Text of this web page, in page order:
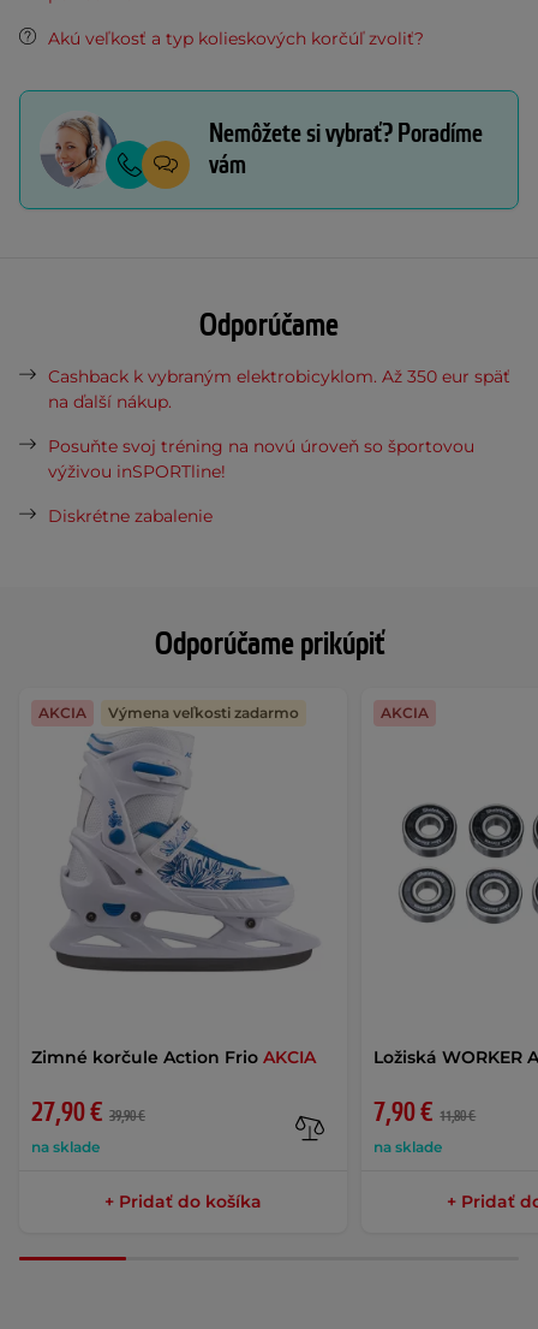
Odporúčame prikúpiť
Zimné korčule Action Frio AKCIA
27,90 € 39,90 €
na sklade
AKCIA Výmena veľkosti zadarmo
+ Pridať do košíka
Ložiská WORKER
7,90 € 11,80 €
na sklade
AKCIA
+ Pridať
Akú veľkosť a typ kolieskových korčúľ zvoliť?
Nemôžete si vybrať? Poradíme
vám
Odporúčame
Cashback k vybraným elektrobicyklom. Až 350 eur späť
na ďalší nákup.
Posuňte svoj tréning na novú úroveň so športovou
výživou inSPORTline!
Diskrétne zabalenie